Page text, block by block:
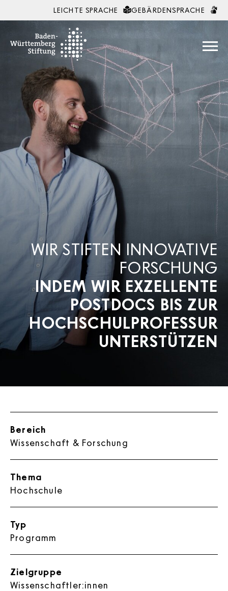
Zum Inhalt springen
LEICHTE SPRACHE GEBÄRDENSPRACHE
WIR STIFTEN INNOVATIVE
FORSCHUNG
INDEM WIR EXZELLENTE
POSTDOCS BIS ZUR
HOCHSCHULPROFESSUR
UNTERSTÜTZEN
Bereich
Wissenschaft & Forschung
Thema
Hochschule
Typ
Programm
Zielgruppe
Wissenschaftler:innen